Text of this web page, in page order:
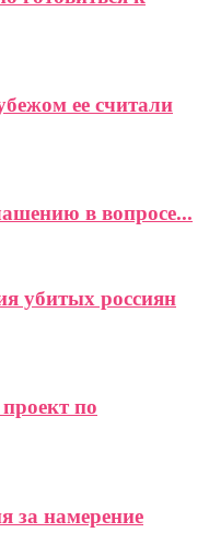
ее считали
в вопросе...
убитых россиян
по
за намерение